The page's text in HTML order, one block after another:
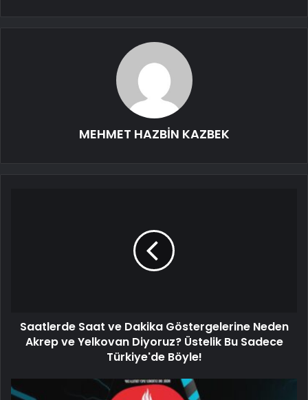
MEHMET HAZBİN KAZBEK
Saatlerde Saat ve Dakika Göstergelerine Neden
Akrep ve Yelkovan Diyoruz? Üstelik Bu Sadece
Türkiye'de Böyle!